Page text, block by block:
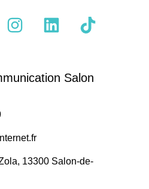
Salon
13300 Salon-de-